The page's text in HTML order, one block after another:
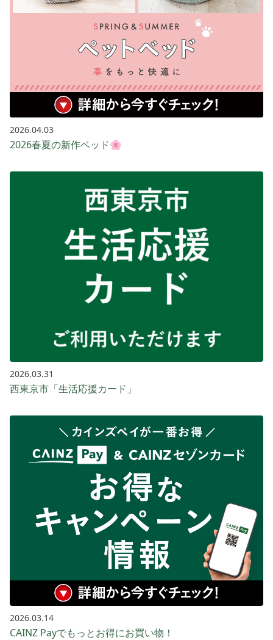
2026.04.03
2026春夏の新作ベッド🌸
2026.03.31
西東京市「生活応援カード」
2026.03.14
CAINZ Payでもっとお得に​お買い​物！​